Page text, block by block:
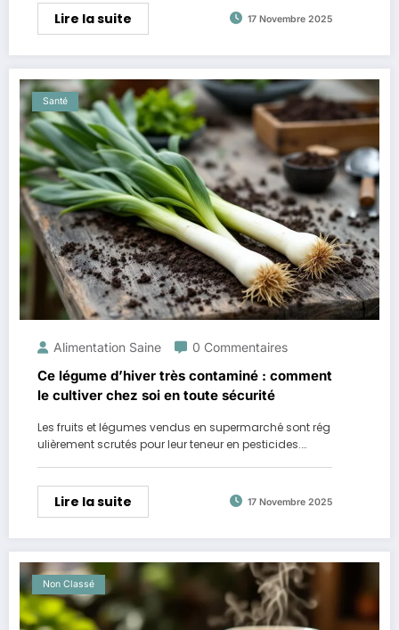
Lire la suite 17 Novembre 2025
Santé
Alimentation Saine 0 Commentaires
Ce légume d’hiver très contaminé : comment
le cultiver chez soi en toute sécurité
Les fruits et légumes vendus en supermarché sont rég
ulièrement scrutés pour leur teneur en pesticides.…
Lire la suite 17 Novembre 2025
Non Classé